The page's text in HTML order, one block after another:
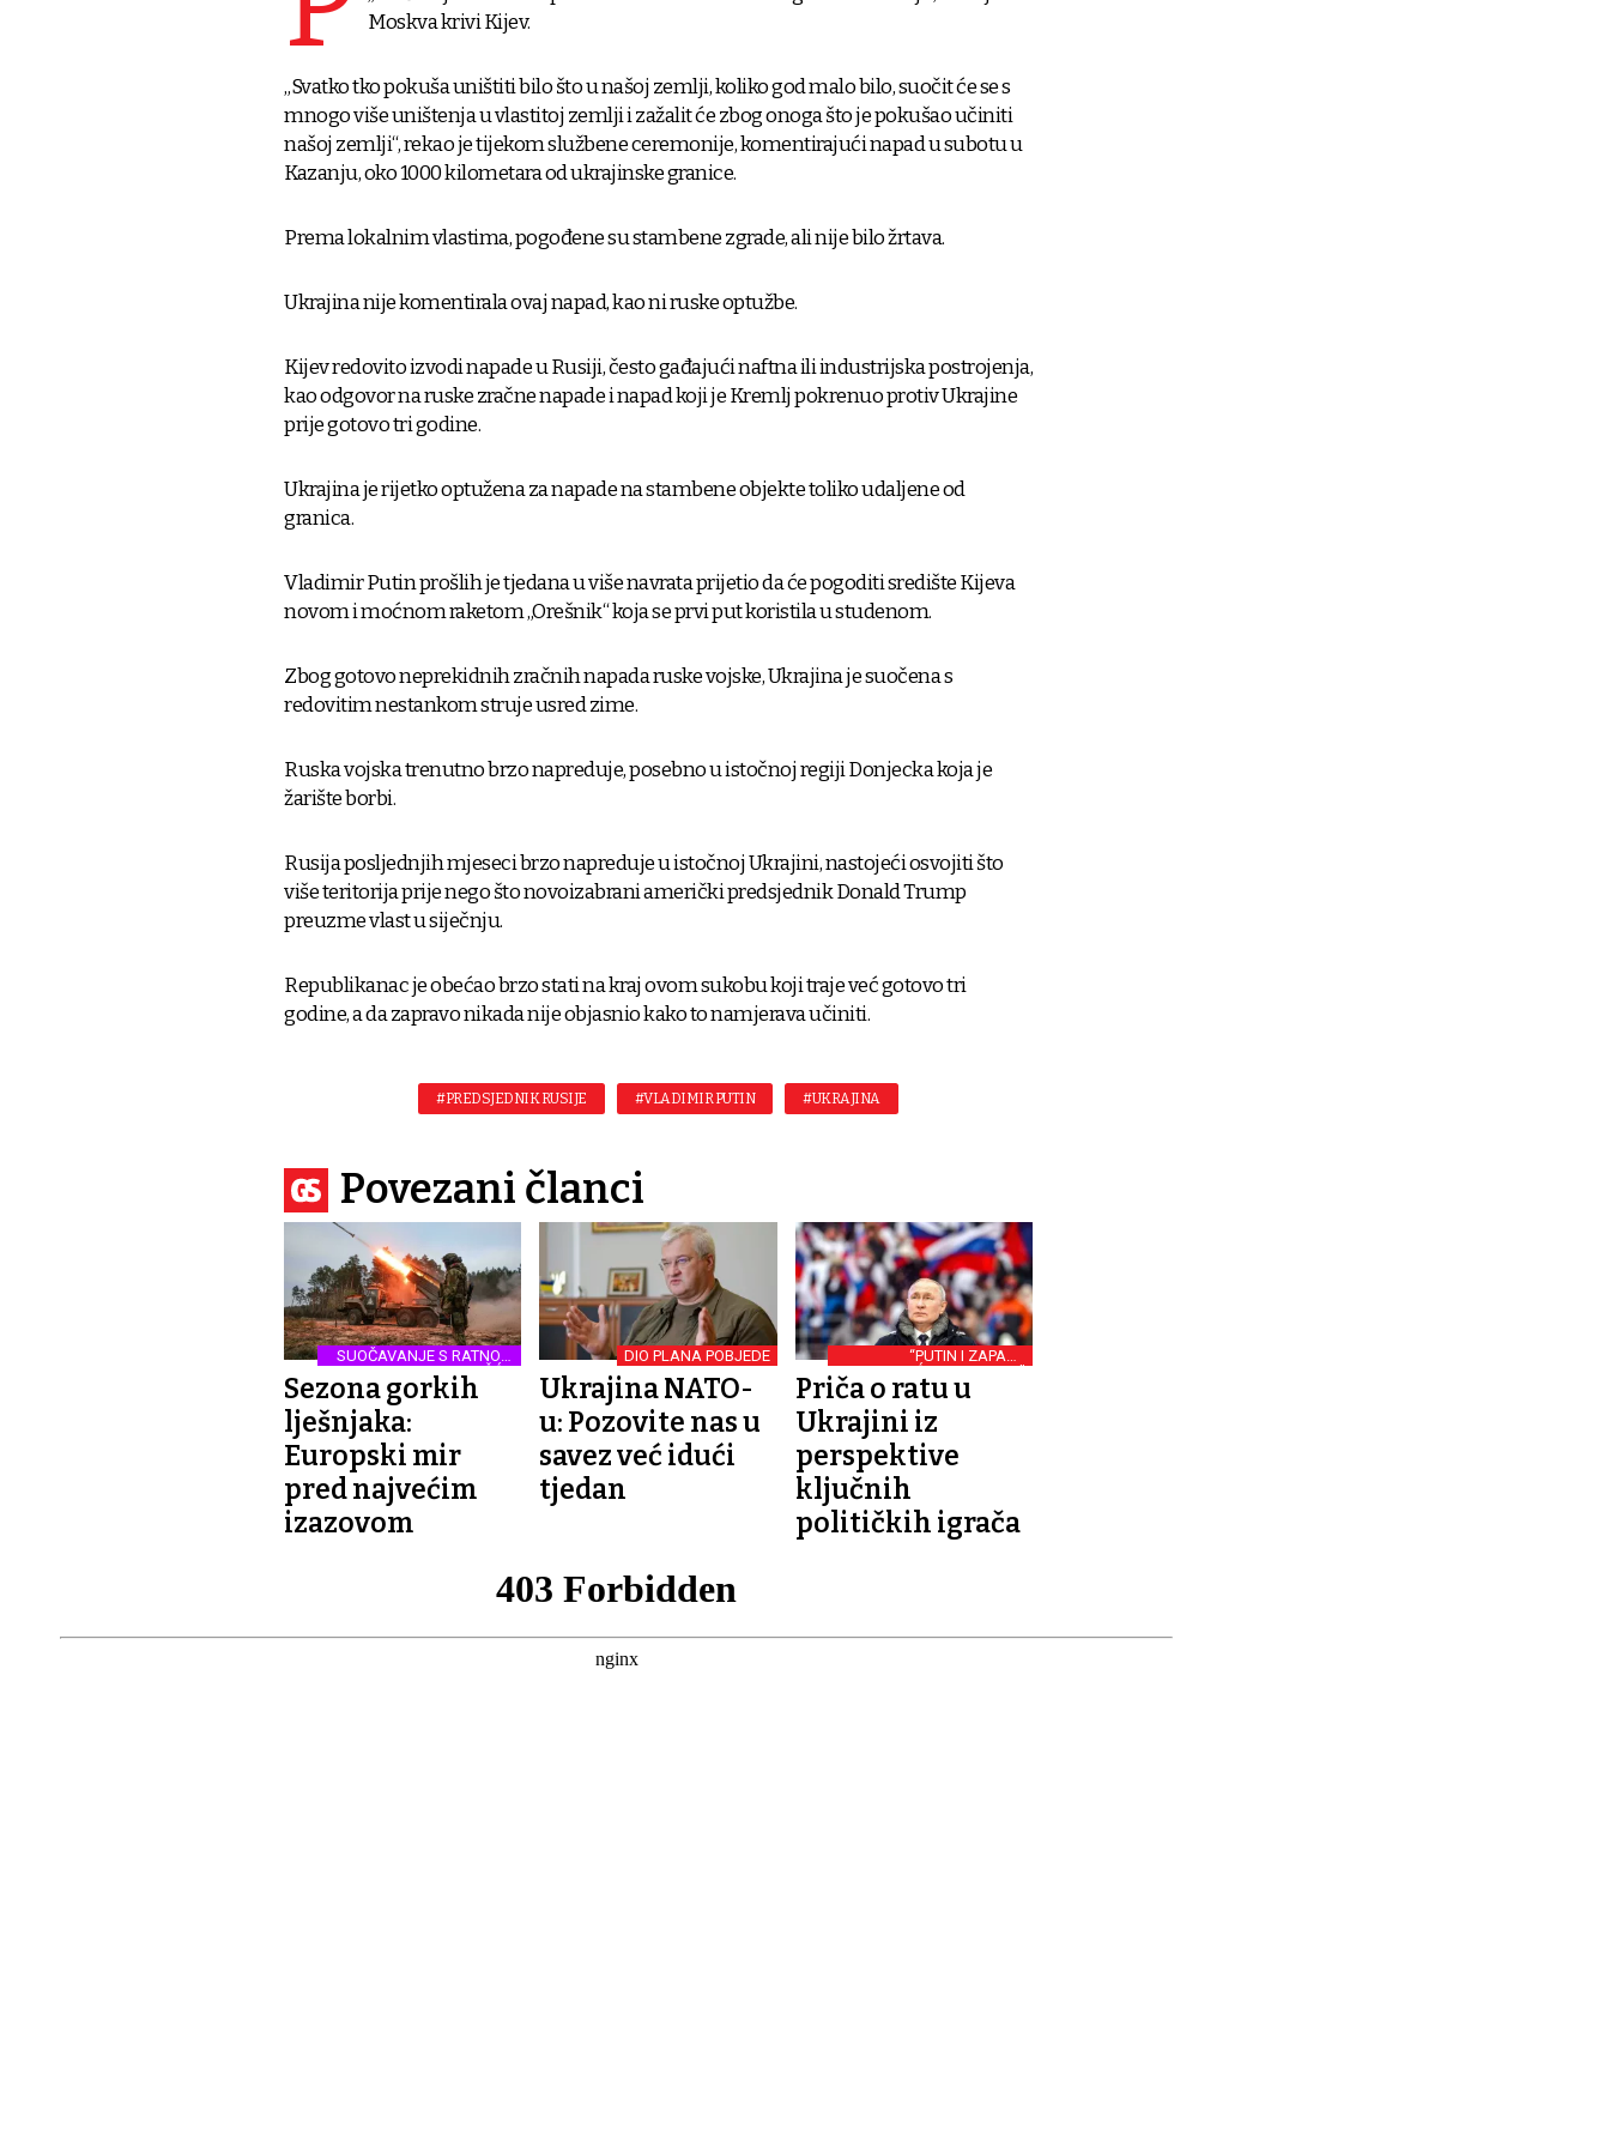
Moskva krivi Kijev.
„Svatko tko pokuša uništiti bilo što u našoj zemlji, koliko god malo bilo, suočit će se s
mnogo više uništenja u vlastitoj zemlji i zažalit će zbog onoga što je pokušao učiniti
našoj zemlji“, rekao je tijekom službene ceremonije, komentirajući napad u subotu u
Kazanju, oko 1000 kilometara od ukrajinske granice.
Prema lokalnim vlastima, pogođene su stambene zgrade, ali nije bilo žrtava.
Ukrajina nije komentirala ovaj napad, kao ni ruske optužbe.
Kijev redovito izvodi napade u Rusiji, često gađajući naftna ili industrijska postrojenja,
kao odgovor na ruske zračne napade i napad koji je Kremlj pokrenuo protiv Ukrajine
prije gotovo tri godine.
Ukrajina je rijetko optužena za napade na stambene objekte toliko udaljene od
granica.
Vladimir Putin prošlih je tjedana u više navrata prijetio da će pogoditi središte Kijeva
novom i moćnom raketom „Orešnik“ koja se prvi put koristila u studenom.
Zbog gotovo neprekidnih zračnih napada ruske vojske, Ukrajina je suočena s
redovitim nestankom struje usred zime.
Ruska vojska trenutno brzo napreduje, posebno u istočnoj regiji Donjecka koja je
žarište borbi.
Rusija posljednjih mjeseci brzo napreduje u istočnoj Ukrajini, nastojeći osvojiti što
više teritorija prije nego što novoizabrani američki predsjednik Donald Trump
preuzme vlast u siječnju.
Republikanac je obećao brzo stati na kraj ovom sukobu koji traje već gotovo tri
godine, a da zapravo nikada nije objasnio kako to namjerava učiniti.
#PREDSJEDNIK RUSIJE #VLADIMIR PUTIN #UKRAJINA
Povezani članci
SUOČAVANJE S RATNOM
STVARNOŠĆU
Sezona gorkih
lješnjaka:
Europski mir
pred najvećim
izazovom
DIO PLANA POBJEDE
Ukrajina NATO-
u: Pozovite nas u
savez već idući
tjedan
“PUTIN I ZAPAD -
SLJEDEĆE POGLAVLJE”
PREMIJERNO
Priča o ratu u
Ukrajini iz
perspektive
ključnih
političkih igrača